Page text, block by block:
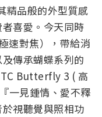
精品般的外型質感
喜愛。今天同時
速對焦），帶給消
傳承蝴蝶系列的
Butterfly 3 ( 高
一見鍾情、愛不釋
視聽覺與照相功